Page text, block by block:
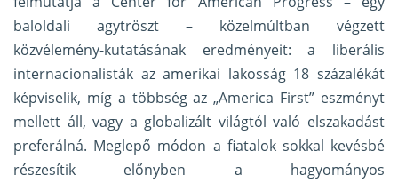
baloldali agytröszt – közelmúltban végzett
közvélemény-kutatásának eredményeit: a liberális
internacionalisták az amerikai lakosság 18 százalékát
képviselik, míg a többség az „America First” eszményt
mellett áll, vagy a globalizált világtól való elszakadást
preferálná. Meglepő módon a fiatalok sokkal kevésbé
részesítik előnyben a hagyományos